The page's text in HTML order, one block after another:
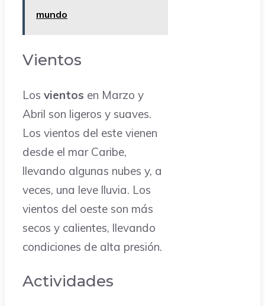
mundo
Vientos
Los vientos en Marzo y
Abril son ligeros y suaves.
Los vientos del este vienen
desde el mar Caribe,
llevando algunas nubes y, a
veces, una leve lluvia. Los
vientos del oeste son más
secos y calientes, llevando
condiciones de alta presión.
Actividades